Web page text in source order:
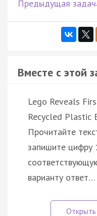
Предыдущая
Вместе с этой
Lego Reveals
Recycled Plastic
Прочитайте
запишите цифру
варианту ответ…